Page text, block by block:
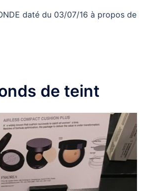
daté du 03/07/16 à propos de
de teint